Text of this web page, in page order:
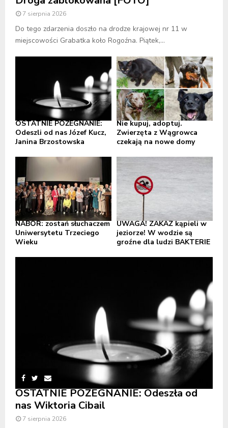
7 sierpnia 2026
Do tego zdarzenia doszło na drodze krajowej nr 11 w
miejscowości Grabatka koło Rogoźna. Piątek,...
OSTATNIE POŻEGNANIE:
Odeszli od nas Józef Kucz,
Janina Brzostowska
Nie kupuj, adoptuj.
Zwierzęta z Wągrowca
czekają na nowe domy
NABÓR: zostań słuchaczem
Uniwersytetu Trzeciego
Wieku
UWAGA! ZAKAZ kąpieli w
jeziorze! W wodzie są
groźne dla ludzi BAKTERIE
OSTATNIE POŻEGNANIE: Odeszła od
nas Wiktoria Cibail
7 sierpnia 2026